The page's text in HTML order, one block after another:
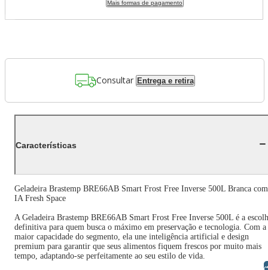
Mais formas de pagamento
Consultar Entrega e retira
Características
Geladeira Brastemp BRE66AB Smart Frost Free Inverse 500L Branca com
IA Fresh Space
A Geladeira Brastemp BRE66AB Smart Frost Free Inverse 500L é a
definitiva para quem busca o máximo em preservação e tecnologia. Com a
maior capacidade do segmento, ela une inteligência artificial e design
premium para garantir que seus alimentos fiquem frescos por muito mais
tempo, adaptando-se perfeitamente ao seu estilo de vida.